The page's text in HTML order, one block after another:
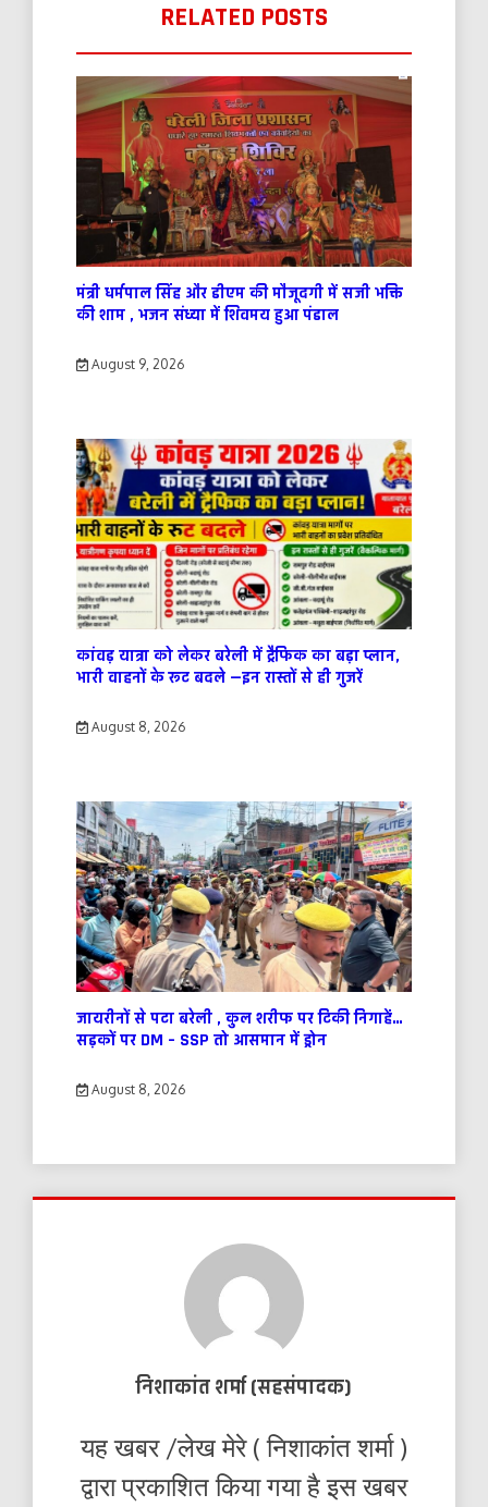
RELATED POSTS
मंत्री धर्मपाल सिंह और डीएम की मौजूदगी में सजी भक्ति
की शाम , भजन संध्या में शिवमय हुआ पंडाल
August 9, 2026
कांवड़ यात्रा को लेकर बरेली में ट्रैफिक का बड़ा प्लान,
भारी वाहनों के रूट बदले —इन रास्तों से ही गुजरें
August 8, 2026
जायरीनों से पटा बरेली , कुल शरीफ पर टिकी निगाहें…
सड़कों पर DM – SSP तो आसमान में ड्रोन
August 8, 2026
निशाकांत शर्मा (सहसंपादक)
यह खबर /लेख मेरे ( निशाकांत शर्मा )
द्वारा प्रकाशित किया गया है इस खबर